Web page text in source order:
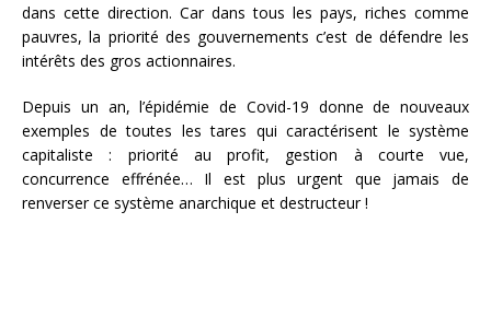
dans cette direction. Car dans tous les pays, riches comme
pauvres, la priorité des gouvernements c’est de défendre les
intérêts des gros actionnaires.
Depuis un an, l’épidémie de Covid-19 donne de nouveaux
exemples de toutes les tares qui caractérisent le système
capitaliste : priorité au profit, gestion à courte vue,
concurrence effrénée… Il est plus urgent que jamais de
renverser ce système anarchique et destructeur !